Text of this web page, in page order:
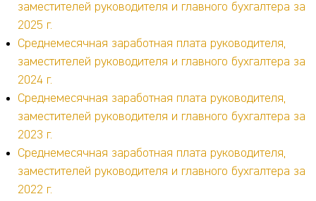
заместителей руководителя и главного бухгалтера за
2025 г.
Среднемесячная заработная плата руководителя,
заместителей руководителя и главного бухгалтера за
2024 г.
Среднемесячная заработная плата руководителя,
заместителей руководителя и главного бухгалтера за
2023 г.
Среднемесячная заработная плата руководителя,
заместителей руководителя и главного бухгалтера за
2022 г.